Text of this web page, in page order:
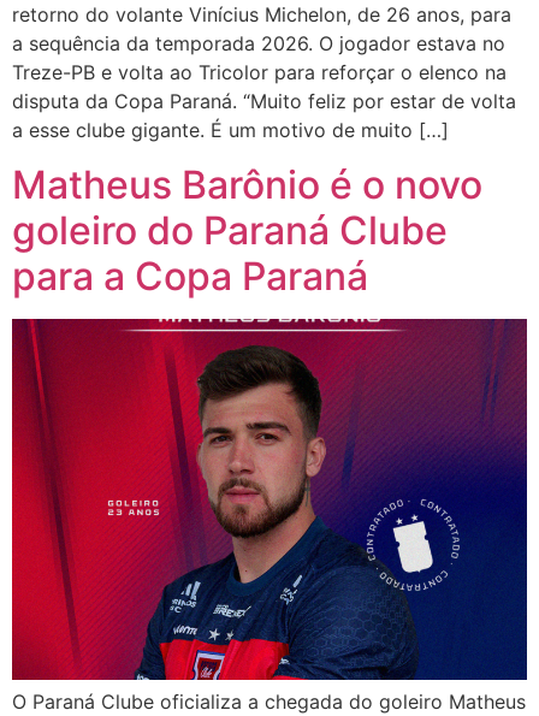
retorno do volante Vinícius Michelon, de 26 anos, para
a sequência da temporada 2026. O jogador estava no
Treze-PB e volta ao Tricolor para reforçar o elenco na
disputa da Copa Paraná. “Muito feliz por estar de volta
a esse clube gigante. É um motivo de muito […]
Matheus Barônio é o novo
goleiro do Paraná Clube
para a Copa Paraná
O Paraná Clube oficializa a chegada do goleiro Matheus